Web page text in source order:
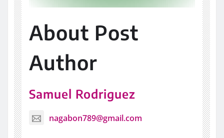
About Post
Author
Samuel Rodriguez
nagabon789@gmail.com